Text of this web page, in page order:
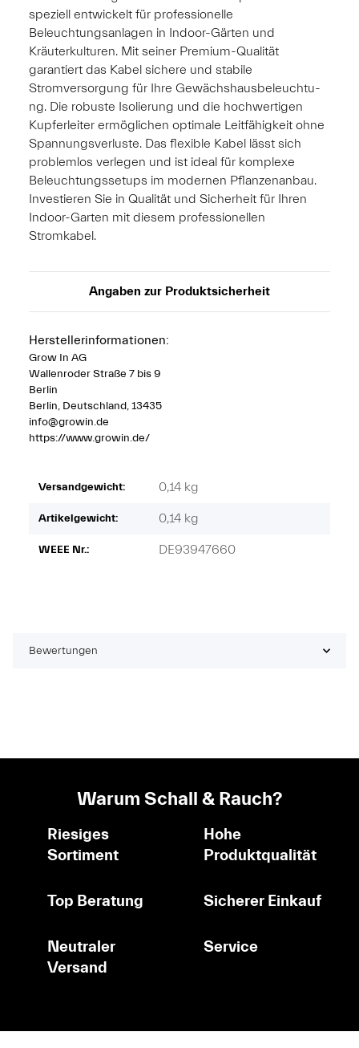
speziell entwickelt für professionelle
Beleuchtungsanlagen in Indoor-Gärten und
Kräuterkulturen. Mit seiner Premium-Qualität
garantiert das Kabel sichere und stabile
Stromversorgung für Ihre Gewächshausbeleuchtu­
ng. Die robuste Isolierung und die hochwertigen
Kupferleiter ermöglichen optimale Leitfähigkeit ohne
Spannungsverluste. Das flexible Kabel lässt sich
problemlos verlegen und ist ideal für komplexe
Beleuchtungssetups im modernen Pflanzenanbau.
Investieren Sie in Qualität und Sicherheit für Ihren
Indoor-Garten mit diesem professionellen
Stromkabel.
Angaben zur Produktsicherheit
Herstellerinformationen:
Grow In AG
Wallenroder Straße 7 bis 9
Berlin
Berlin, Deutschland, 13435
info@growin.de
https://www.growin.de/
Versandgewicht: 0,14 kg
Artikelgewicht: 0,14 kg
WEEE Nr.: DE93947660
Bewertungen
Warum Schall & Rauch?
Riesiges
Sortiment
Hohe
Produktqualität
Top Beratung Sicherer Einkauf
Neutraler
Versand
Service